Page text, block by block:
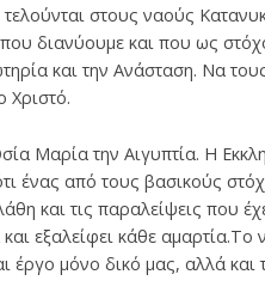
στους ναούς
διανύουμε και που ως
και την Ανάσταση. Να
Χριστό.
Μαρία την Αιγυπτία. Η
ένας από τους βασικούς
και τις παραλείψεις που
εξαλείφει κάθε αμαρτία.Το
έργο μόνο δικό μας, αλλά